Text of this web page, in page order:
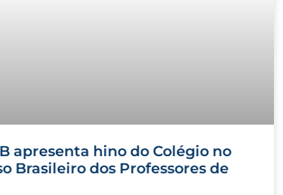
apresenta hino do Colégio no
Brasileiro dos Professores de